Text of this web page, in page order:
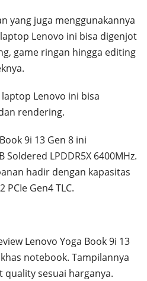
yang juga menggunakannya
Lenovo ini bisa digenjot
game ringan hingga editing
Lenovo ini bisa
rendering.
9i 13 Gen 8 ini
Soldered LPDDR5X 6400MHz.
hadir dengan kapasitas
PCIe Gen4 TLC.
Lenovo Yoga Book 9i 13
notebook. Tampilannya
quality sesuai harganya.